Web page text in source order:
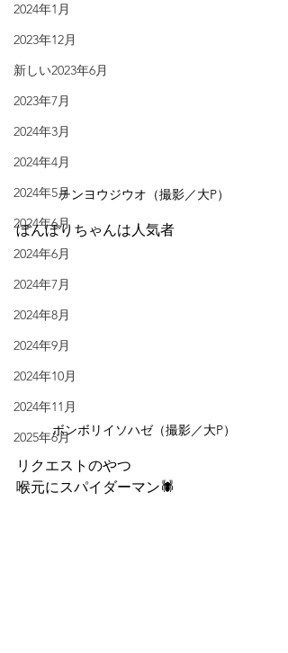
2024年1月
2023年12月
新しい2023年6月
2023年7月
2024年3月
2024年4月
2024年5月
2024年6月
2024年6月
2024年7月
2024年8月
2024年9月
2024年10月
2024年11月
2025年6月
チンヨウジウオ（撮影／大P）
ぼんぼりちゃんは人気者
ボンボリイソハゼ（撮影／大P）
リクエストのやつ
喉元にスパイダーマン🕷️